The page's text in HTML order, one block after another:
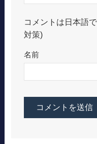
コメントは日本語
対策)
名前